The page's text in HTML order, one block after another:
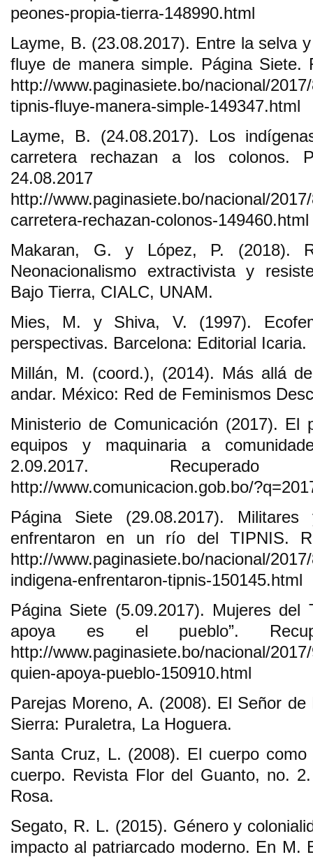
peones-propia-tierra-148990.html
Layme, B. (23.08.2017). Entre la selva
fluye de manera simple. Página Siete.
http://www.paginasiete.bo/nacional/
tipnis-fluye-manera-simple-149347.html
Layme, B. (24.08.2017). Los
carretera rechazan a los colonos.
http://www.paginasiete.bo/nacional/
carretera-rechazan-colonos-149460.html
Makaran, G. y López, P. (2018).
Neonacionalismo extractivista y
Bajo Tierra, CIALC, UNAM.
Mies, M. y Shiva, V. (1997).
perspectivas. Barcelona: Editorial Icaria.
Millán, M. (coord.), (2014). Más allá
andar. México: Red de Feminismos
Ministerio de Comunicación (2017). El
equipos y maquinaria a
2.09.2017.
http://www.comunicacion.gob.bo/
Página Siete (29.08.2017).
enfrentaron en un río del TIPNIS.
http://www.paginasiete.bo/nacional/
indigena-enfrentaron-tipnis-150145.html
Página Siete (5.09.2017). Mujeres del
apoya es el pueblo”.
http://www.paginasiete.bo/nacional/
quien-apoya-pueblo-150910.html
Parejas Moreno, A. (2008). El Señor
Sierra: Puraletra, La Hoguera.
Santa Cruz, L. (2008). El cuerpo
cuerpo. Revista Flor del Guanto, no.
Rosa.
Segato, R. L. (2015). Género y
impacto al patriarcado moderno. En M.